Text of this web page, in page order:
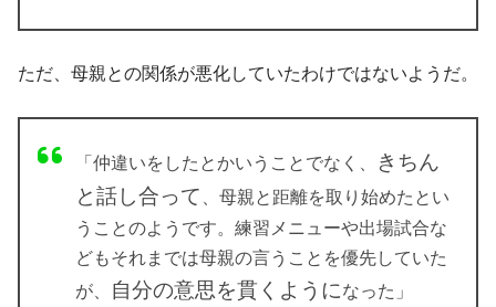
ただ、母親との関係が悪化していたわけではないようだ。
「仲違いをしたとかいうことでなく、
きちん
と話し合って
、母親と距離を取り始めたとい
うことのようです。練習メニューや出場試合な
どもそれまでは母親の言うことを優先していた
が、
自分の意思を貫くようになった」